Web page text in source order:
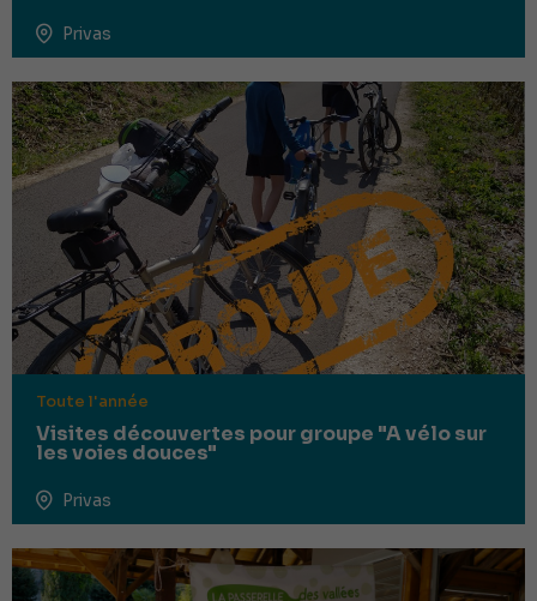
Privas
Toute l'année
Visites découvertes pour groupe "A vélo sur
les voies douces"
Privas